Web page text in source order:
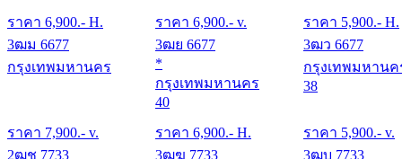
ราคา 6,900.- H. ราคา 6,900.- v.
ราคา 5,900.- H.
3ฒม 6677
กรุงเทพมหานคร
ราคา 7,900.- v.
3ฒย 6677
*
กรุงเทพมหานคร
40
ราคา 6,900.- H.
3ฒว 6677
กรุงเทพมหานค
38
ราคา 5,900.- v.
2ฒช 7733
3ฒฆ 7733
3ฒบ 7733